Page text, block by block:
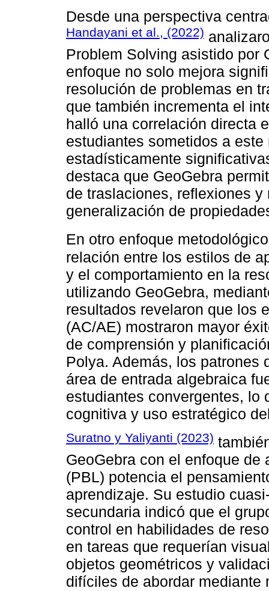
Desde una perspectiva
Handayani et al., (2022)
Problem Solving asistido por
enfoque no solo mejora
resolución de problemas en
que también incrementa el
halló una correlación directa
estudiantes sometidos a
estadísticamente
destaca que GeoGebra
de traslaciones, reflexiones
generalización de
En otro enfoque
relación entre los estilos de
y el comportamiento en la
utilizando GeoGebra,
resultados revelaron que los
(AC/AE) mostraron mayor
de comprensión y
Polya. Además, los patrones
área de entrada algebraica
estudiantes convergentes, lo
cognitiva y uso estratégico
Suratno y Yaliyanti (2023)
GeoGebra con el enfoque
(PBL) potencia el
aprendizaje. Su estudio
secundaria indicó que el
control en habilidades de
en tareas que requerían
objetos geométricos y
difíciles de abordar mediante